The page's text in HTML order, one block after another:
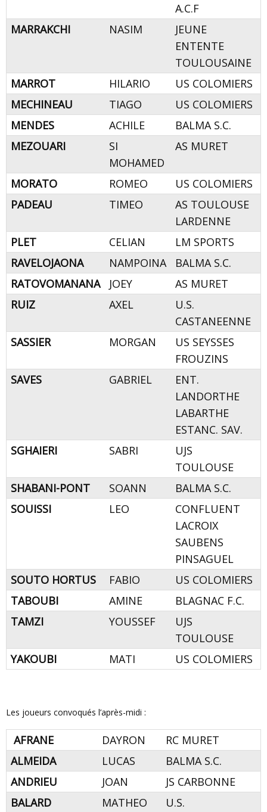
A.C.F
MARRAKCHI
NASIM
JEUNE
ENTENTE
TOULOUSAINE
MARROT
HILARIO
US COLOMIERS
MECHINEAU
TIAGO
US COLOMIERS
MENDES
ACHILE
BALMA S.C.
MEZOUARI
SI
MOHAMED
AS MURET
MORATO ROMEO
US COLOMIERS
PADEAU
TIMEO
AS TOULOUSE
LARDENNE
PLET
CELIAN
LM SPORTS
RAVELOJAONA
NAMPOINA
BALMA S.C.
RATOVOMANANA
JOEY
AS MURET
RUIZ
AXEL
U.S.
CASTANEENNE
SASSIER
MORGAN
US SEYSSES
FROUZINS
SAVES
GABRIEL
ENT.
LANDORTHE
LABARTHE
ESTANC. SAV.
SGHAIERI
SABRI
UJS
TOULOUSE
SHABANI-PONT
SOANN
BALMA S.C.
SOUISSI
LEO
CONFLUENT
LACROIX
SAUBENS
PINSAGUEL
SOUTO HORTUS
FABIO
US COLOMIERS
TABOUBI
AMINE
BLAGNAC F.C.
TAMZI
YOUSSEF
UJS
TOULOUSE
YAKOUBI
MATI US COLOMIERS
Les joueurs convoqués l’après-midi :
AFRANE DAYRON
RC MURET
ALMEIDA
LUCAS
BALMA S.C.
ANDRIEU
JOAN
JS CARBONNE
BALARD
MATHEO
U.S.